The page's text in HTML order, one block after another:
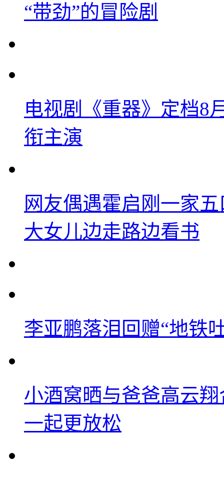
“带劲”的冒险剧
电视剧《重器》定档8
衔主演
网友偶遇霍启刚一家
大女儿边走路边看书
李亚鹏落泪回赠“地铁
小酒窝晒与爸爸高云
一起更放松